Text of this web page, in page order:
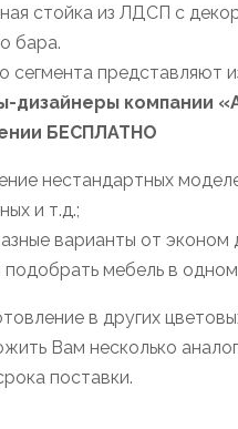
стойка из ЛДСП с
бара.
сегмента представляют
дизайнеры компании
БЕСПЛАТНО
нестандартных
и т.д.;
варианты от
мебель в одном
в других
Вам несколько
поставки.